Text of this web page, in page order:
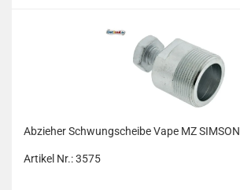
Abzieher Schwungscheibe Vape MZ SIMSON
Artikel Nr.: 3575